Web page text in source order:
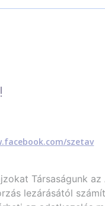
szetav
Társaságunk az
lezárásától